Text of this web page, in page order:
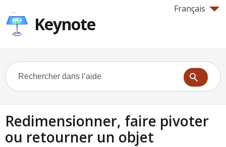
Français
Keynote
Redimensionner, faire pivoter
ou retourner un objet